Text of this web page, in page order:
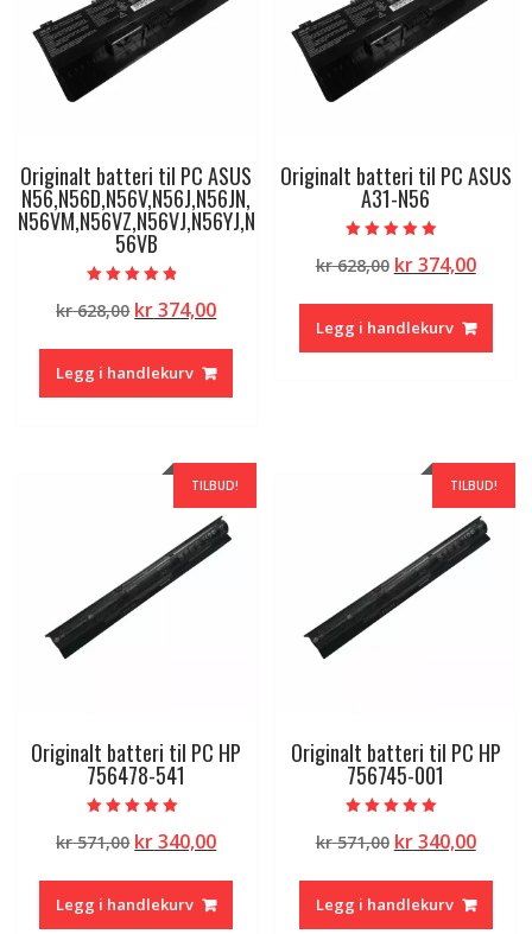
Originalt batteri til PC ASUS
N56,N56D,N56V,N56J,N56JN,
N56VM,N56VZ,N56VJ,N56YJ,N
56VB
4.50
av 5
kr628,00 Opprinnelig
var:
kr 628,00.
kr374,00Nåværende
kr 374,00.
Legg i handlekurv
Originalt batteri til PC ASUS
A31-N56
5.00
av 5
kr628,00 Opprinnelig
var:
kr 628,00.
kr374,00
kr
Legg i handlekurv
TILBUD!
Originalt batteri til PC HP
756478-541
5.00
av 5
kr571,00 Opprinnelig
var:
kr 571,00.
kr340,00Nåværende
kr 340,00.
Legg i handlekurv
TILBUD!
Originalt batteri til PC HP
756745-001
5.00
av 5
kr571,00 Opprinnelig
var:
kr 571,00.
kr340,00
kr
Legg i handlekurv